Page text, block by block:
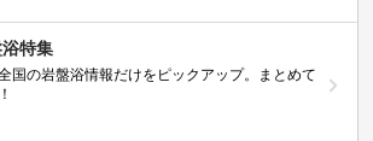
特集
国の岩盤浴情報だけをピックアップ。まとめて